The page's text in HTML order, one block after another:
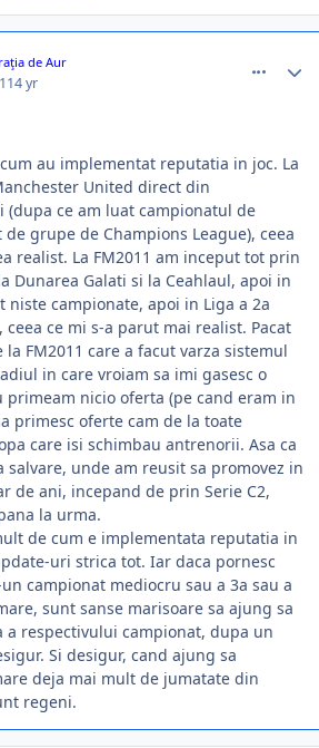
de Aur
14 yr
au implementat reputatia in joc. La
United direct din
(dupa ce am luat campionatul de
grupe de Champions League), ceea
realist. La FM2011 am inceput tot prin
Dunarea Galati si la Ceahlaul, apoi in
niste campionate, apoi in Liga a 2a
ce mi s-a parut mai realist. Pacat
FM2011 care a facut varza sistemul
in care vroiam sa imi gasesc o
nicio oferta (pe cand eram in
primesc oferte cam de la toate
care isi schimbau antrenorii. Asa ca
salvare, unde am reusit sa promovez in
de ani, incepand de prin Serie C2,
la urma.
de cum e implementata reputatia in
uri strica tot. Iar daca pornesc
campionat mediocru sau a 3a sau a
sunt sanse marisoare sa ajung sa
respectivului campionat, dupa un
Si desigur, cand ajung sa
deja mai mult de jumatate din
regeni.